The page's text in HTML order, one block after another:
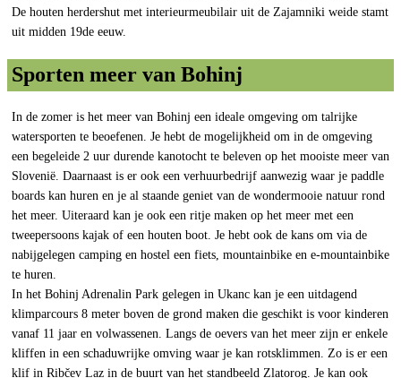
De houten herdershut met interieurmeubilair uit de Zajamniki weide stamt
uit midden 19de eeuw.
Sporten meer van Bohinj
In de zomer is het meer van Bohinj een ideale omgeving om talrijke
watersporten te beoefenen. Je hebt de mogelijkheid om in de omgeving
een begeleide 2 uur durende kanotocht te beleven op het mooiste meer van
Slovenië. Daarnaast is er ook een verhuurbedrijf aanwezig waar je paddle
boards kan huren en je al staande geniet van de wondermooie natuur rond
het meer. Uiteraard kan je ook een ritje maken op het meer met een
tweepersoons kajak of een houten boot. Je hebt ook de kans om via de
nabijgelegen camping en hostel een fiets, mountainbike en e-mountainbike
te huren.
In het Bohinj Adrenalin Park gelegen in Ukanc kan je een uitdagend
klimparcours 8 meter boven de grond maken die geschikt is voor kinderen
vanaf 11 jaar en volwassenen. Langs de oevers van het meer zijn er enkele
kliffen in een schaduwrijke omving waar je kan rotsklimmen. Zo is er een
klif in Ribčev Laz in de buurt van het standbeeld Zlatorog. Je kan ook